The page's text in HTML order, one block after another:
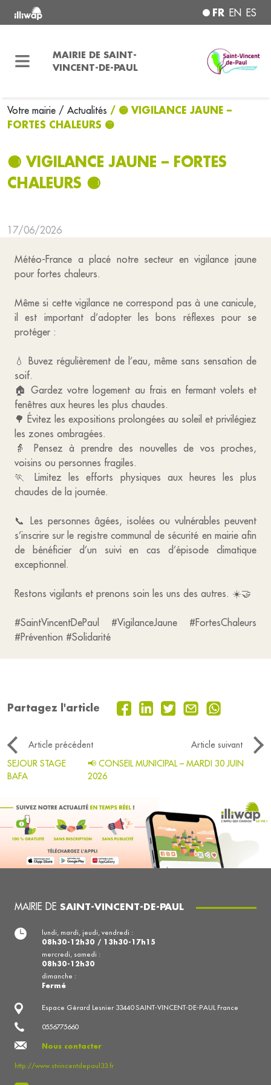
FR EN ES
MAIRIE DE SAINT-
VINCENT-DE-PAUL
Votre mairie / Actualités / 🟡 VIGILANCE JAUNE –
FORTES CHALEURS 🟡
🟡 VIGILANCE JAUNE – FORTES
CHALEURS 🟡
17/06/2026
Météo-France a placé notre secteur en vigilance jaune
pour fortes chaleurs.
Même si cette vigilance ne correspond pas à une canicule,
il est important d’adopter les bons réflexes pour se
protéger :
💧 Buvez régulièrement de l’eau, même sans sensation de
soif.
🏠 Gardez votre logement au frais en fermant volets et
fenêtres aux heures les plus chaudes.
🌳 Évitez les expositions prolongées au soleil et privilégiez
les zones ombragées.
👵 Pensez à prendre des nouvelles de vos proches,
voisins ou personnes fragiles.
🏃 Limitez les efforts physiques aux heures les plus
chaudes de la journée.
📞 Les personnes âgées, isolées ou vulnérables peuvent
s’inscrire sur le registre communal de sécurité en mairie afin
de bénéficier d’un suivi en cas d’épisode climatique
exceptionnel.
Restons vigilants et prenons soin les uns des autres. ☀️🤝
#SaintVincentDePaul #VigilanceJaune #FortesChaleurs
#Prévention #Solidarité
Partagez l'article
Article précédent
Article suivant
SEJOUR STAGE
BAFA
📢 CONSEIL MUNICIPAL – MARDI 30 JUIN
2026
MAIRIE DE SAINT-VINCENT-DE-PAUL
Espace Gérard Lesnier 33440 SAINT-VINCENT-DE-PAUL France
0556775660
Nous contacter
http://www.stvincentdepaul33.fr
lundi, mardi, jeudi, vendredi :
08h30-12h30 / 13h30-17h15
mercredi, samedi :
08h30-12h30
dimanche :
Fermé